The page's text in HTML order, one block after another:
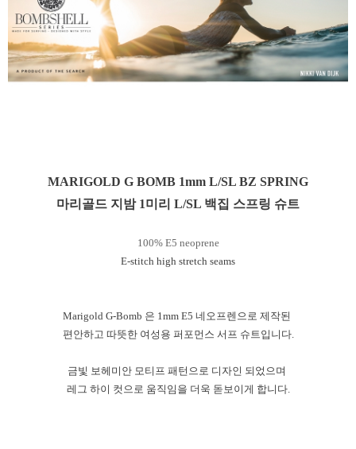
MARIGOLD G BOMB 1mm L/SL BZ SPRING
마리골드 지밤 1미리 L/SL 백집 스프링 슈트
100% E5 neoprene
E-stitch high stretch seams
Marigold G-Bomb 은 1mm E5 네오프렌으로 제작된
편안하고 따뜻한 여성용 퍼포먼스 서프 슈트입니다.
금빛 보헤미안 모티프 패턴으로 디자인 되었으며
레그 하이 컷으로 움직임을 더욱 돋보이게 합니다.